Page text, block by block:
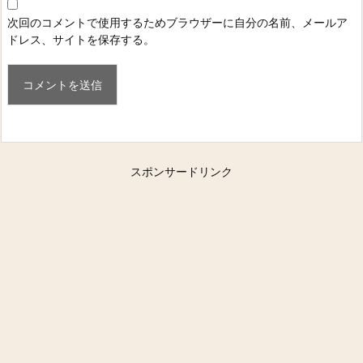
次回のコメントで使用するためブラウザーに自分の名前、メールア
ドレス、サイトを保存する。
スポンサードリンク